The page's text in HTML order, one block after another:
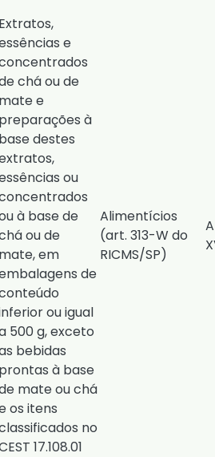
Extratos,
e
chá ou de
mate e
preparações à
base destes
ou
à base de
ou de
mate, em
de
ou igual
500 g, exceto
bebidas
prontas à base
mate ou chá
os itens
no
17.108.01
Alimentícios
(art. 313-W do
RICMS/SP)